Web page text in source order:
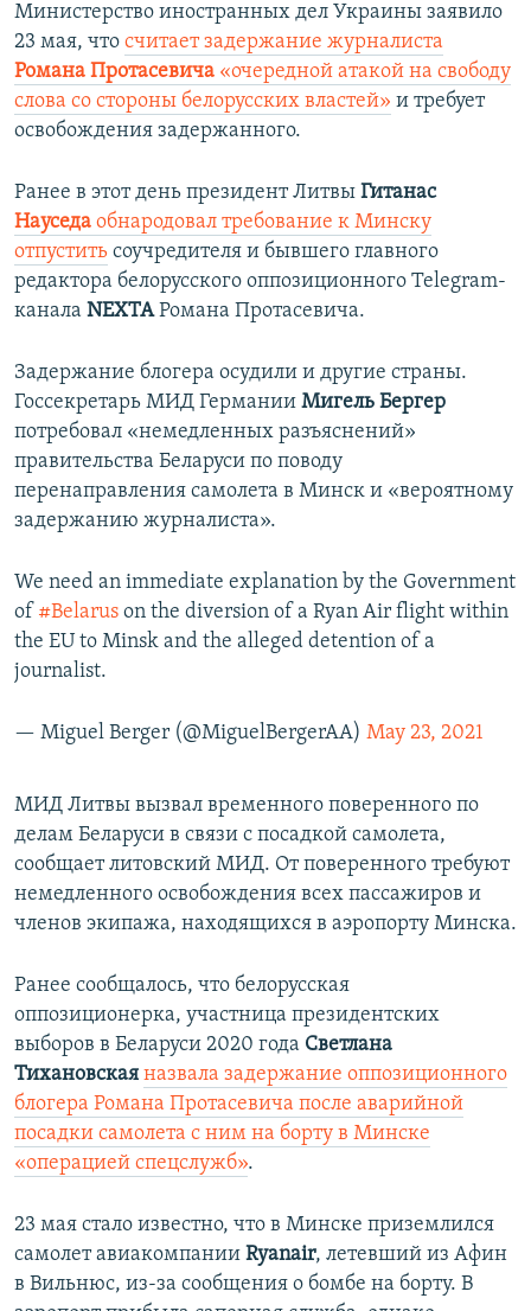
Министерство иностранных дел Украины заявило
23 мая, что считает задержание журналиста
Романа Протасевича «очередной атакой на свободу
слова со стороны белорусских властей» и требует
освобождения задержанного.
Ранее в этот день президент Литвы Гитанас
Науседа обнародовал требование к Минску
отпустить соучредителя и бывшего главного
редактора белорусского оппозиционного Telegram-
канала NEXTAРомана Протасевича.
Задержание блогера осудили и другие страны.
Госсекретарь МИД Германии Мигель Бергер
потребовал «немедленных разъяснений»
правительства Беларуси по поводу
перенаправления самолета в Минск и «вероятному
задержанию журналиста».
We need an immediate explanation by the Government
of #Belarus on the diversion of a Ryan Air flight within
the EU to Minsk and the alleged detention of a
journalist.
— Miguel Berger (@MiguelBergerAA) May 23, 2021
МИД Литвы вызвал временного поверенного по
делам Беларуси в связи с посадкой самолета,
сообщает литовский МИД. От поверенного требуют
немедленного освобождения всех пассажиров и
членов экипажа, находящихся в аэропорту Минска.
Ранее сообщалось, что белорусская
оппозиционерка, участница президентских
выборов в Беларуси 2020 года Светлана
Тихановская назвала задержание оппозиционного
блогера Романа Протасевича после аварийной
посадки самолета с ним на борту в Минске
«операцией спецслужб».
23 мая стало известно, что в Минске приземлился
самолет авиакомпании Ryanair, летевший из Афин
в Вильнюс, из-за сообщения о бомбе на борту. В